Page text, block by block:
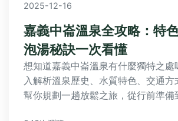
2025-12-16
嘉義中崙溫泉全攻略：特色
泡湯秘訣一次看懂
想知道嘉義中崙溫泉有什麼獨特之處
入解析溫泉歷史、水質特色、交通方
幫你規劃一趟放鬆之旅，從行前準備